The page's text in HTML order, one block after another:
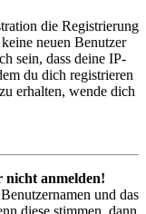
die Registrierung
neuen Benutzer
sein, dass deine IP-
du dich registrieren
erhalten, wende dich
nicht anmelden!
und das
diese stimmen, dann